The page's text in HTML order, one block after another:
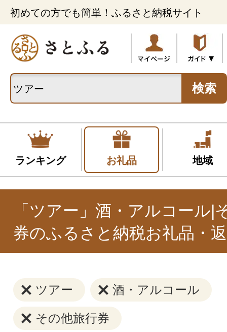
初めての方でも簡単！ふるさと納税サイト
検索
ランキング お礼品 地域
「ツアー」酒・アルコール|
券のふるさと納税お礼品・
ツアー 酒・アルコール
その他旅行券